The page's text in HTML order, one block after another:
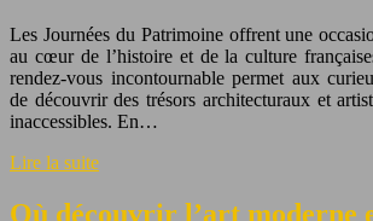
Les Journées du Patrimoine offrent une
au cœur de l’histoire et de la culture
rendez-vous incontournable permet aux
de découvrir des trésors architecturaux et
inaccessibles. En…
Lire la suite
Où découvrir l’art moderne